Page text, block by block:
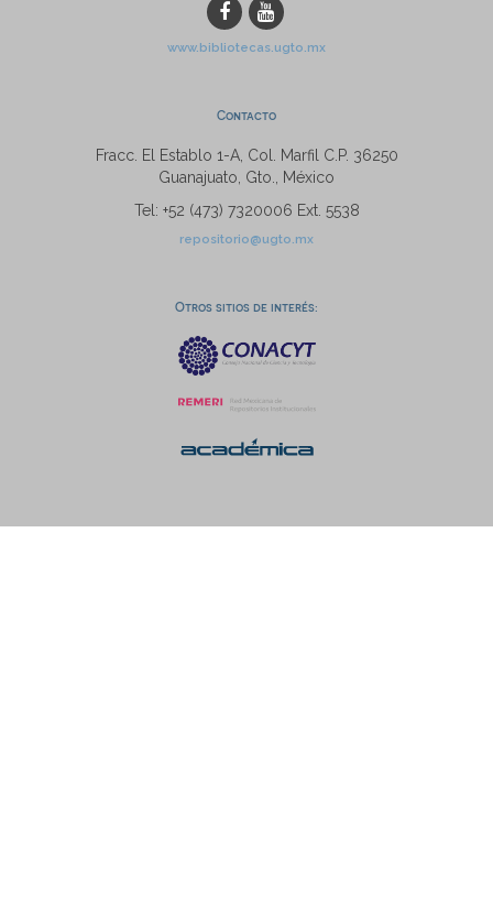
www.bibliotecas.ugto.mx
Contacto
Fracc. El Establo 1-A, Col. Marfil C.P. 36250
Guanajuato, Gto., México
Tel: +52 (473) 7320006 Ext. 5538
repositorio@ugto.mx
Otros sitios de interés: